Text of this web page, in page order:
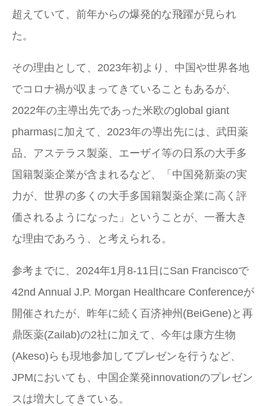
超えていて、前年からの爆発的な飛躍が見られ
た。
その理由として、2023年初より、中国や世界各地
でコロナ禍が収まってきていることもあるが、
2022年の主導出先であった米欧のglobal giant
pharmasに加えて、2023年の導出先には、武田薬
品、アステラス製薬、エーザイ等の日系の大手多
国籍製薬企業が含まれるなど、「中国発新薬の実
力が、世界の多くの大手多国籍製薬企業に高く評
価されるようになった」ということが、一番大き
な理由であろう、と考えられる。
参考までに、2024年1月8-11日にSan Franciscoで
42nd Annual J.P. Morgan Healthcare Conferenceが
開催されたが、昨年に続く百济神州(BeiGene)と再
鼎医薬(Zailab)の2社に加えて、今年は康方生物
(Akeso)らも現地参加してプレゼンを行うなど、
JPMにおいても、中国企業発innovationのプレゼン
スは増大してきている。